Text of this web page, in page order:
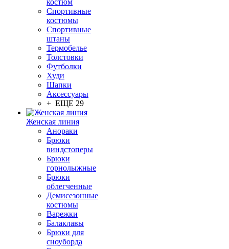
костюм
Спортивные
костюмы
Спортивные
штаны
Термобелье
Толстовки
Футболки
Худи
Шапки
Аксессуары
+ ЕЩЕ 29
Женская линия
Анораки
Брюки
виндстоперы
Брюки
горнолыжные
Брюки
облегченные
Демисезонные
костюмы
Варежки
Балаклавы
Брюки для
сноуборда